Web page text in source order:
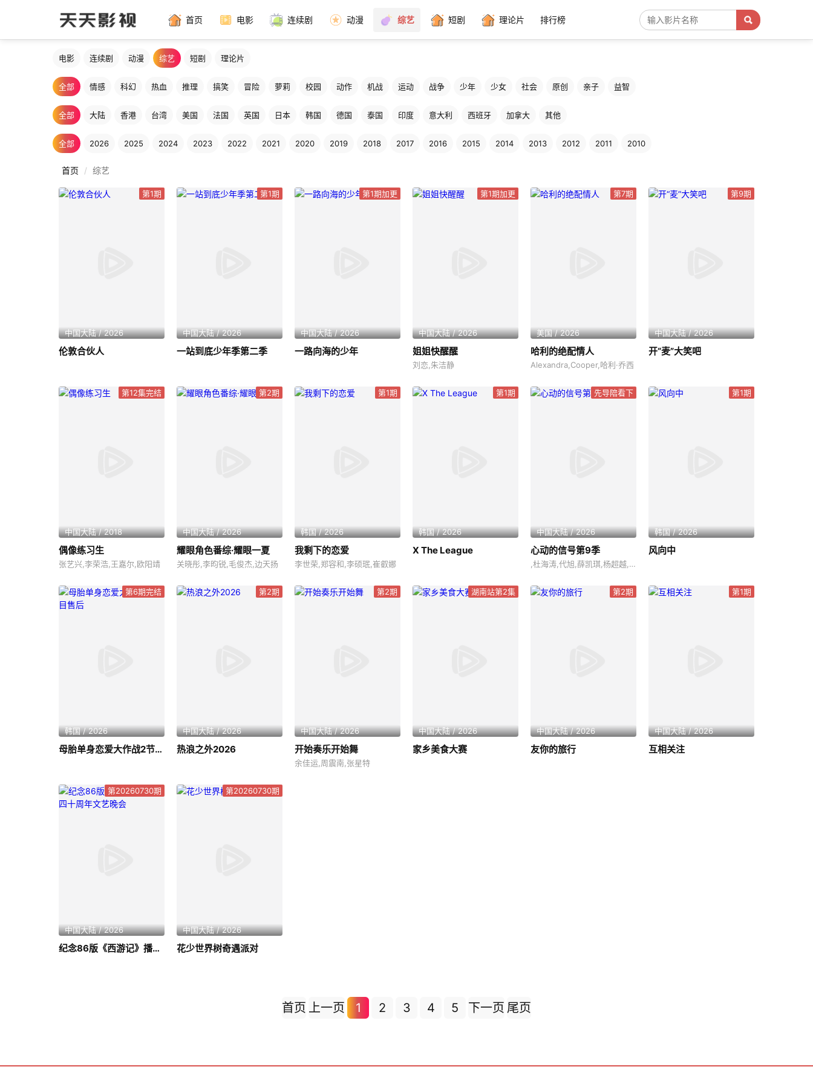
首页 电影 连续剧 动漫 综艺 短剧 理论片 排行榜
电影 连续剧 动漫 综艺 短剧 理论片
全部 情感 科幻 热血 推理 搞笑 冒险 萝莉 校园 动作 机战 运动 战争 少年 少女 社会 原创 亲子 益智
全部 大陆 香港 台湾 美国 法国 英国 日本 韩国 德国 泰国 印度 意大利 西班牙 加拿大 其他
全部 2026 2025 2024 2023 2022 2021 2020 2019 2018 2017 2016 2015 2014 2013 2012 2011 2010
首页 综艺
第1期
中国大陆 / 2026
伦敦合伙人
第1期
中国大陆 / 2026
一站到底少年季第二季
第1期加更
中国大陆 / 2026
一路向海的少年
第1期加更
中国大陆 / 2026
姐姐快醒醒
刘恋,朱洁静
第7期
美国 / 2026
哈利的绝配情人
Alexandra,Cooper,哈利·乔西
第9期
中国大陆 / 2026
开“麦”大笑吧
第12集完结
中国大陆 / 2018
偶像练习生
张艺兴,李荣浩,王嘉尔,欧阳靖
第2期
中国大陆 / 2026
耀眼角色番综·耀眼一夏
关晓彤,李昀锐,毛俊杰,边天扬
第1期
韩国 / 2026
我剩下的恋爱
李世荣,郑容和,李硕珉,崔叡娜
第1期
韩国 / 2026
X The League
先导陪看下
中国大陆 / 2026
心动的信号第9季
,杜海涛,代旭,薛凯琪,杨超越,张纯烨
第1期
韩国 / 2026
风向中
第6期完结
韩国 / 2026
母胎单身恋爱大作战2节目售后
第2期
中国大陆 / 2026
热浪之外2026
第2期
中国大陆 / 2026
开始奏乐开始舞
余佳运,周震南,张星特
湖南站第2集
中国大陆 / 2026
家乡美食大赛
第2期
中国大陆 / 2026
友你的旅行
第1期
中国大陆 / 2026
互相关注
第20260730期
中国大陆 / 2026
纪念86版《西游记》播出四十周年文艺晚会
第20260730期
中国大陆 / 2026
花少世界树奇遇派对
首页 上一页 1 2 3 4 5 下一页 尾页